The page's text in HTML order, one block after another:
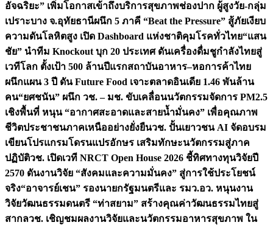
อัจฉริยะ” เพิ่มโอกาสเข้าถึงบริการสุขภาพช่องปาก ผู้สูงวัย-กลุ่ม
เปราะบาง จ.อุทัยธานีผนึก 5 ภาคี “Beat the Pressure” สู้ภัยเงียบ
ความดันโลหิตสูง เปิด Dashboard แห่งชาติคุมโรคทั่วไทย“แสน
ชัย” นำทีม Knockout บุก 20 ประเทศ ดันเครื่องดื่มชูกำลังไทยสู่
เวทีโลก ตั้งเป้า 500 ล้านปีแรกสถาบันอาหาร–หอการค้าไทย
ผนึกแผน 3 ปี ดัน Future Food เจาะตลาดอินเดีย 1.46 พันล้าน
คน“ยศชนัน” ผนึก วช. – มช. ขับเคลื่อนนวัตกรรมจัดการ PM2.5
เชิงพื้นที่ หนุน “อากาศสะอาดและสายน้ำมั่นคง” เพื่อคุณภาพ
ชีวิตประชาชนภาคเหนืออย่างยั่งยืนวช. ปั้นเยาวชน AI จัดอบรม
เขียนโปรแกรมโดรนแปรอักษร เสริมทักษะนวัตกรรมสู่ภาค
ปฏิบัติวช. เปิดเวที NRCT Open House 2026 ชี้ทิศทางทุนวิจัยปี
2570 ดันงานวิจัย “สังคมและความมั่นคง” สู่การใช้ประโยชน์
จริง“อาจารย์เชน” รองนายกรัฐมนตรีและ รมว.อว. หนุนงาน
วิจัยวัฒนธรรมดนตรี “ท่าสยาม” สร้างคุณค่าวัฒนธรรมไทยสู่
สากลวช. เชิญชมผลงานวิจัยและนวัตกรรมอาหารสุขภาพ ใน